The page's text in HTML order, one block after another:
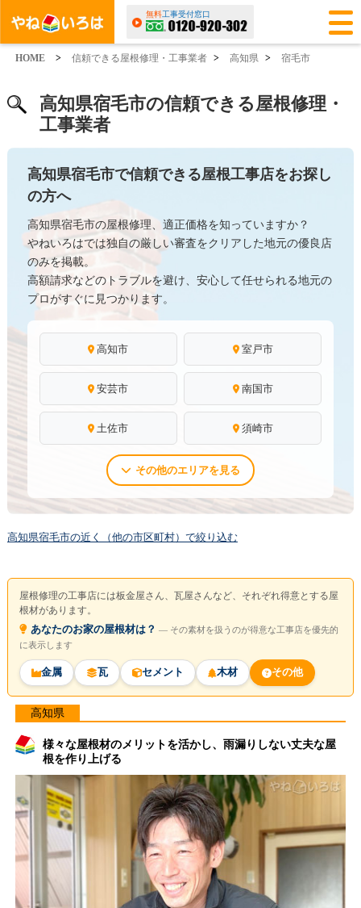
無料工事受付窓口
HOME > 信頼できる屋根修理・工事業者 > 高知県 > 宿毛市
高知県宿毛市の信頼できる屋根修理・
工事業者
高知県宿毛市で信頼できる屋根工事店をお探し
の方へ
高知県宿毛市の屋根修理、適正価格を知っていますか？
やねいろはでは独自の厳しい審査をクリアした地元の優良店
のみを掲載。
高額請求などのトラブルを避け、安心して任せられる地元の
プロがすぐに見つかります。
高知市 室戸市
安芸市 南国市
土佐市 須崎市
その他のエリアを見る
高知県宿毛市の近く（他の市区町村）で絞り込む
屋根修理の工事店には板金屋さん、瓦屋さんなど、それぞれ得意とする屋
根材があります。
あなたのお家の屋根材は？ ― その素材を扱うのが得意な工事店を優先的
に表示します
金属 瓦 セメント 木材 その他
高知県
様々な屋根材のメリットを活かし、雨漏りしない丈夫な屋
根を作り上げる